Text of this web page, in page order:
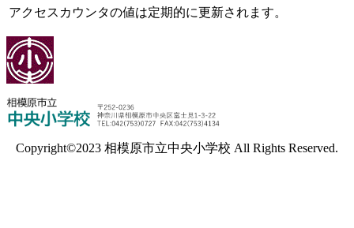
アクセスカウンタの値は定期的に更新されます。
Copyright©2023 相模原市立中央小学校 All Rights Reserved.